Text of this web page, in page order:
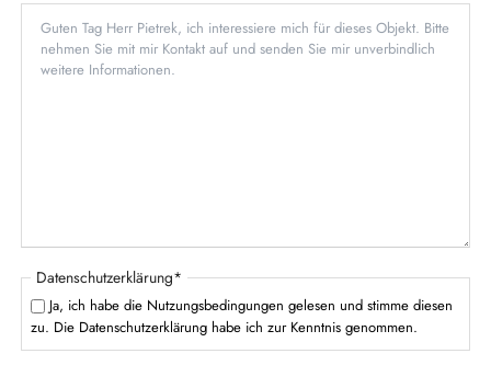
d
f
P
f
l
Datenschutzerklärung*
Ja, ich habe die Nutzungsbedingungen gelesen und stimme diesen
zu. Die Datenschutzerklärung habe ich zur Kenntnis genommen.